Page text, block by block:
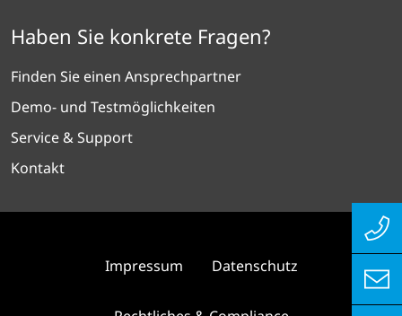
Haben Sie konkrete Fragen?
Finden Sie einen Ansprechpartner
Demo- und Testmöglichkeiten
Service & Support
Kontakt
Impressum Datenschutz